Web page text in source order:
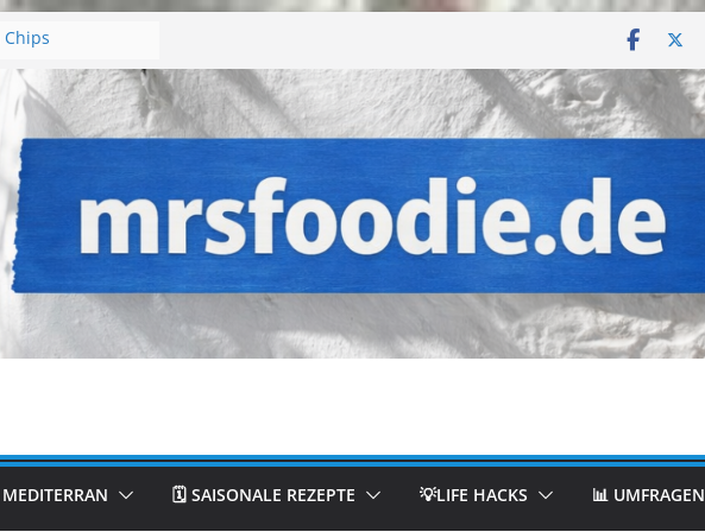
Chips
aus der
🗓️ SAISONALE REZEPTE 💡LIFE HACKS 📊 UMFRAGEN